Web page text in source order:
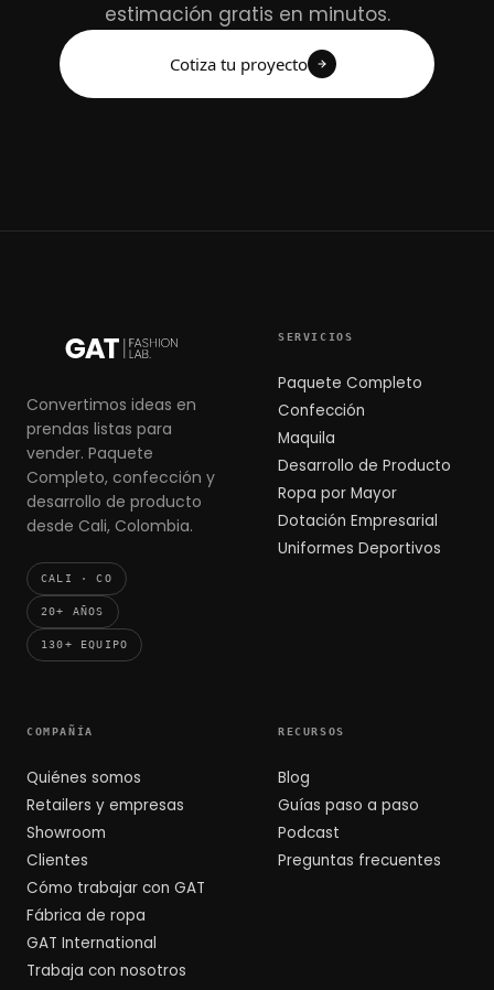
estimación gratis en minutos.
Cotiza tu proyecto
Convertimos ideas en
prendas listas para
vender. Paquete
Completo, confección y
desarrollo de producto
desde Cali, Colombia.
CALI · CO
20+ AÑOS
130+ EQUIPO
SERVICIOS
Paquete Completo
Confección
Maquila
Desarrollo de Producto
Ropa por Mayor
Dotación Empresarial
Uniformes Deportivos
COMPAÑÍA
Quiénes somos
Retailers y empresas
Showroom
Clientes
Cómo trabajar con GAT
Fábrica de ropa
GAT International
Trabaja con nosotros
RECURSOS
Blog
Guías paso a paso
Podcast
Preguntas frecuentes